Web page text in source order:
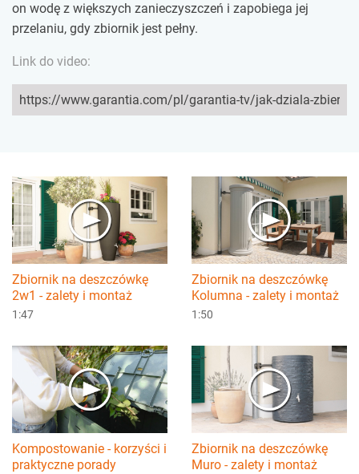
on wodę z większych zanieczyszczeń i zapobiega jej
przelaniu, gdy zbiornik jest pełny.
Link do video:
Zbiornik na deszczówkę
2w1 - zalety i montaż
1:47
Zbiornik na deszczówkę
Kolumna - zalety i montaż
1:50
Kompostowanie - korzyści i
praktyczne porady
Zbiornik na deszczówkę
Muro - zalety i montaż